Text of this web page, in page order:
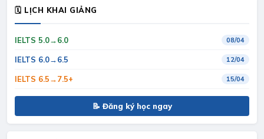
🗓 LỊCH KHAI GIẢNG
IELTS 5.0→6.0 08/04
IELTS 6.0→6.5 12/04
IELTS 6.5→7.5+ 15/04
📝 Đăng ký học ngay